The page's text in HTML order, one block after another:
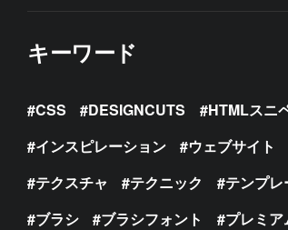
キーワード
CSS DESIGNCUTS HTMLスニ
インスピレーション
ウェブサイト
テクスチャ
テクニック テンプレ
ブラシ
ブラシフォント プレミア